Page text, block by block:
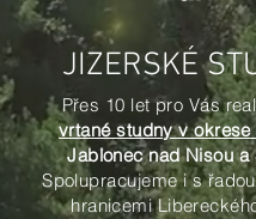
Kam umístit studnu?
Proutkař vs. normy
se nevyplatí vrtat „jen
oka“ Když plánujete
možná máte jasnou
„Chci ji tady u rohu,
měl blízko do
JIZERSKÉ
Přes 10 let pro Vás
vrtané studny v okrese
Jablonec nad Nisou a
Spolupracujeme i s
hranicemi